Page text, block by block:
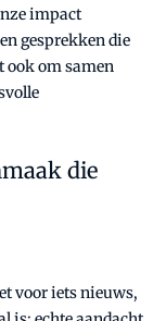
impact
gesprekken die
ook om samen
die
voor iets nieuws,